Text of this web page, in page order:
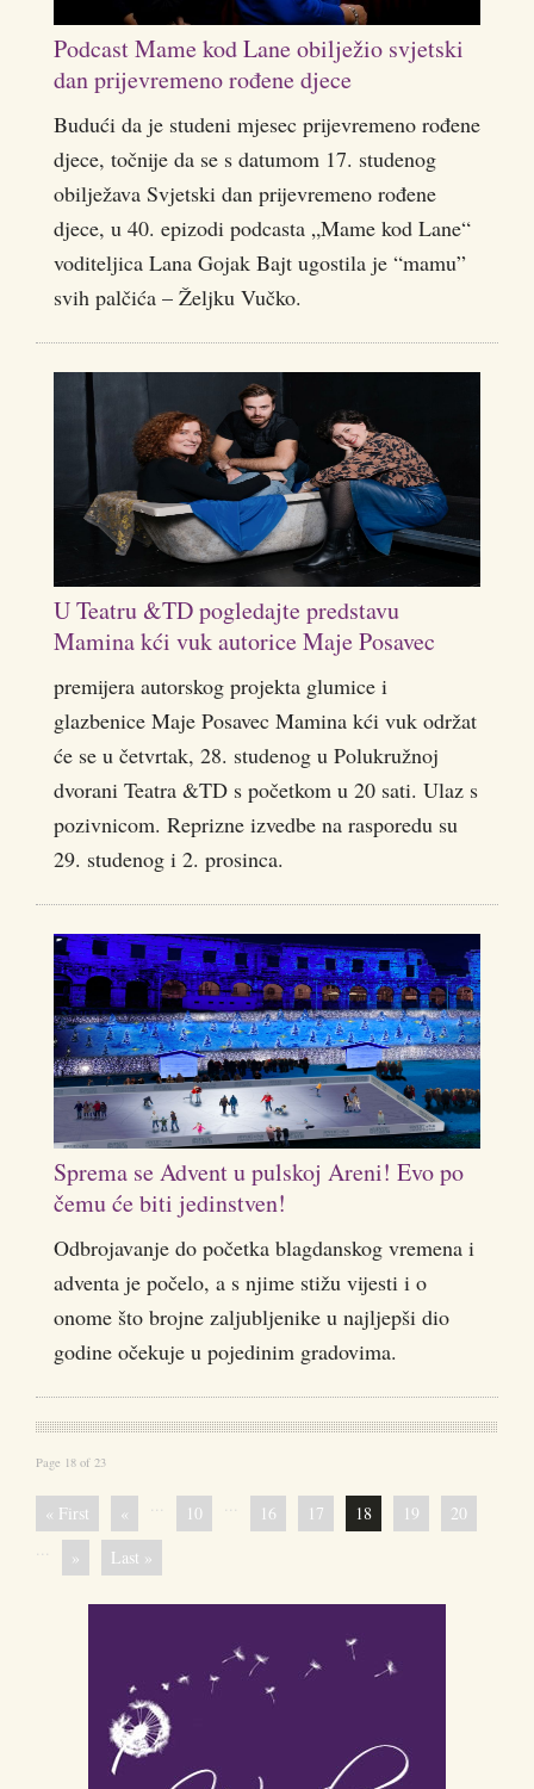
Podcast Mame kod Lane obilježio svjetski
dan prijevremeno rođene djece
Budući da je studeni mjesec prijevremeno rođene
djece, točnije da se s datumom 17. studenog
obilježava Svjetski dan prijevremeno rođene
djece, u 40. epizodi podcasta „Mame kod Lane“
voditeljica Lana Gojak Bajt ugostila je “mamu”
svih palčića – Željku Vučko.
U Teatru &TD pogledajte predstavu
Mamina kći vuk autorice Maje Posavec
premijera autorskog projekta glumice i
glazbenice Maje Posavec Mamina kći vuk održat
će se u četvrtak, 28. studenog u Polukružnoj
dvorani Teatra &TD s početkom u 20 sati. Ulaz s
pozivnicom. Reprizne izvedbe na rasporedu su
29. studenog i 2. prosinca.
Sprema se Advent u pulskoj Areni! Evo po
čemu će biti jedinstven!
Odbrojavanje do početka blagdanskog vremena i
adventa je počelo, a s njime stižu vijesti i o
onome što brojne zaljubljenike u najljepši dio
godine očekuje u pojedinim gradovima.
Page 18 of 23
« First « ... 10 ... 16 17 18 19
20
...
» Last »